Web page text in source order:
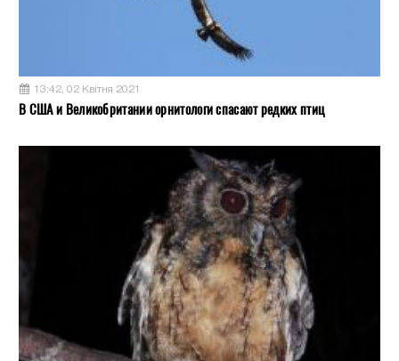
13:42, 02 Квітня 2021
В США и Великобритании орнитологи спасают редких птиц